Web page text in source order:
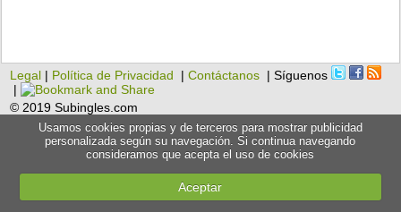
Legal | Política de Privacidad |Contáctanos | Síguenos
|
© 2019 Subingles.com
Usamos cookies propias y de terceros para mostrar publicidad
personalizada según su navegación. Si continua navegando
consideramos que acepta el uso de cookies
Aceptar